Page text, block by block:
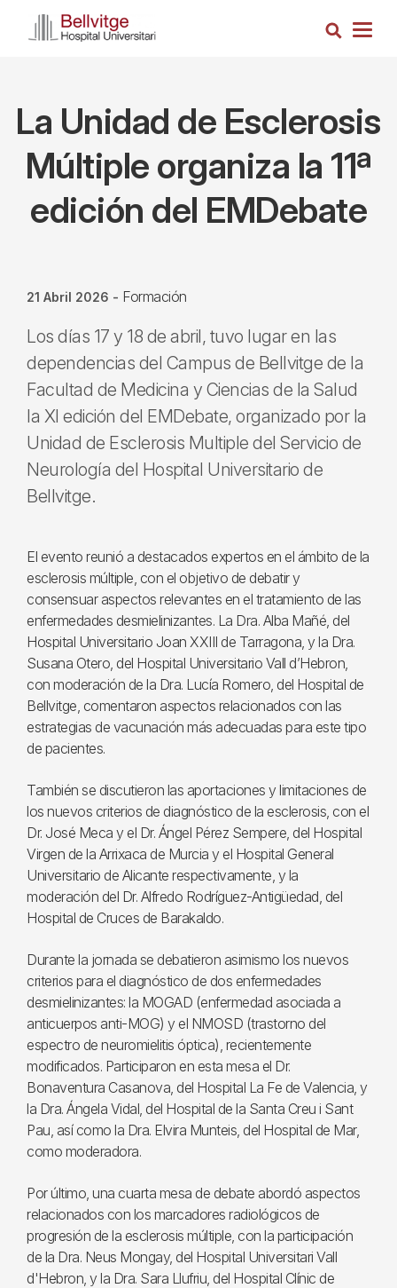
Busca
La Unidad de Esclerosis
Múltiple organiza la 11ª
edición del EMDebate
21 Abril 2026 - Formación
Los días 17 y 18 de abril, tuvo lugar en las
dependencias del Campus de Bellvitge de la
Facultad de Medicina y Ciencias de la Salud
la XI edición del EMDebate, organizado por la
Unidad de Esclerosis Multiple del Servicio de
Neurología del Hospital Universitario de
Bellvitge.
El evento reunió a destacados expertos en el ámbito de la
esclerosis múltiple, con el objetivo de debatir y
consensuar aspectos relevantes en el tratamiento de las
enfermedades desmielinizantes. La Dra. Alba Mañé, del
Hospital Universitario Joan XXIII de Tarragona, y la Dra.
Susana Otero, del Hospital Universitario Vall d’Hebron,
con moderación de la Dra. Lucía Romero, del Hospital de
Bellvitge, comentaron aspectos relacionados con las
estrategias de vacunación más adecuadas para este tipo
de pacientes.
También se discutieron las aportaciones y limitaciones de
los nuevos criterios de diagnóstico de la esclerosis, con el
Dr. José Meca y el Dr. Ángel Pérez Sempere, del Hospital
Virgen de la Arrixaca de Murcia y el Hospital General
Universitario de Alicante respectivamente, y la
moderación del Dr. Alfredo Rodríguez-Antigüedad, del
Hospital de Cruces de Barakaldo.
Durante la jornada se debatieron asimismo los nuevos
criterios para el diagnóstico de dos enfermedades
desmielinizantes: la MOGAD (enfermedad asociada a
anticuerpos anti-MOG) y el NMOSD (trastorno del
espectro de neuromielitis óptica), recientemente
modificados. Participaron en esta mesa el Dr.
Bonaventura Casanova, del Hospital La Fe de Valencia, y
la Dra. Ángela Vidal, del Hospital de la Santa Creu i Sant
Pau, así como la Dra. Elvira Munteis, del Hospital de Mar,
como moderadora.
Por último, una cuarta mesa de debate abordó aspectos
relacionados con los marcadores radiológicos de
progresión de la esclerosis múltiple, con la participación
de la Dra. Neus Mongay, del Hospital Universitari Vall
d'Hebron, y la Dra. Sara Llufriu, del Hospital Clínic de